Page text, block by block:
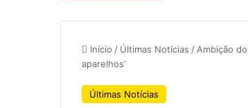
Início / Últimas Notícias / Ambição
aparelhos’
Últimas Notícias